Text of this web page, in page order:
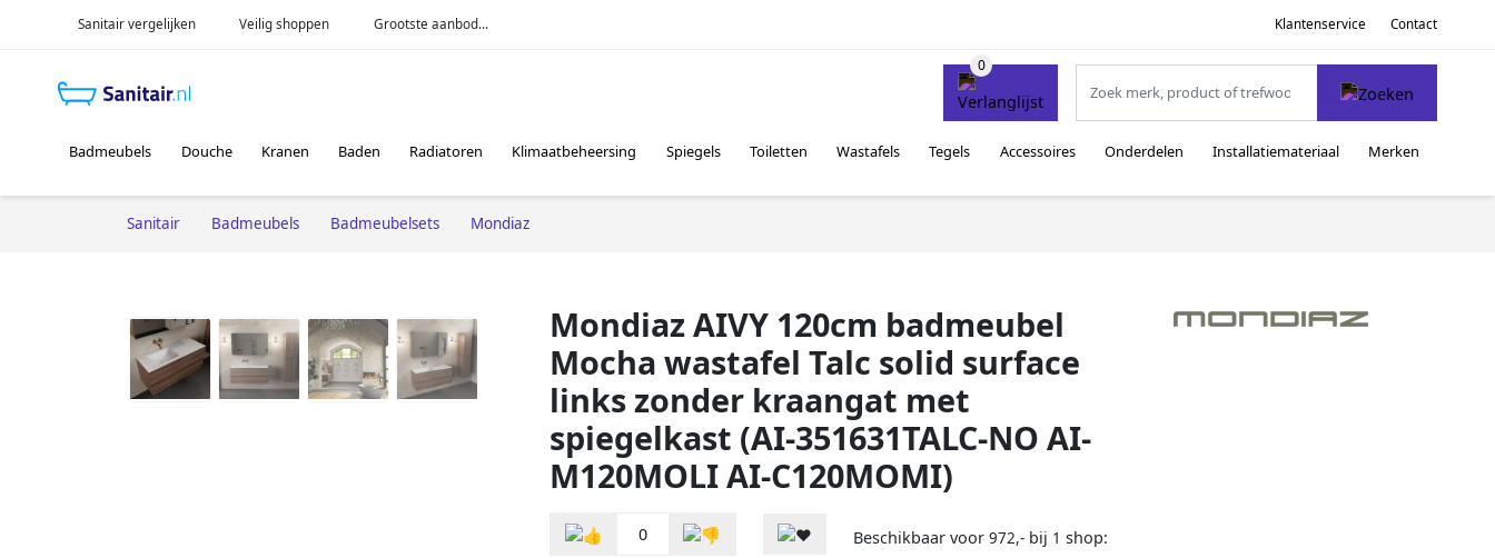
Sanitair vergelijken Veilig shoppen Grootste aanbod... Klantenservice Contact
Badmeubels Douche Kranen Baden Radiatoren Klimaatbeheersing Spiegels Toiletten Wastafels Tegels Accessoires Onderdelen Installatiemateriaal Merken
Sanitair Badmeubels Badmeubelsets Mondiaz
Mondiaz AIVY 120cm badmeubel
Mocha wastafel Talc solid surface
links zonder kraangat met
spiegelkast (AI-351631TALC-NO AI-
M120MOLI AI-C120MOMI)
0 Beschikbaar voor 972,- bij 1 shop: